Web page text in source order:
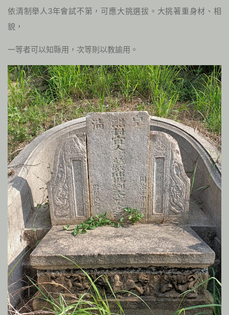
依清制舉人3年會試不第，可應大挑選拔。大挑著重身材、相
貌，
一等者可以知縣用，次等則以教諭用。